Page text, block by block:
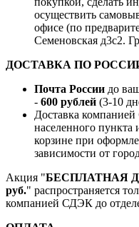
осуществить
офисе (по
Семеновская д3с2.
ДОСТАВКА ПО
Почта России до
- 600 рублей (3-10
Доставка компанией
населенного пункта
корзине при
зависимости от
Акция "БЕСПЛАТНАЯ
руб." распространяется
компанией СДЭК до